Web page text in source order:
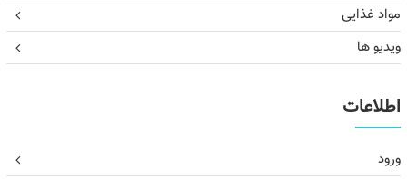
مواد غذایی
ویدیو ها
اطلاعات
ورود